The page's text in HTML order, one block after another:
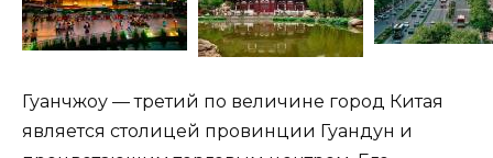
Гуанчжоу — третий по величине город Китая
является столицей провинции Гуандун и